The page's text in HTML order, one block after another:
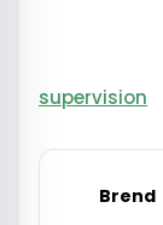
supervision
Brend